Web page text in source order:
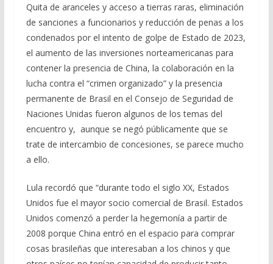
Quita de aranceles y acceso a tierras raras, eliminación
de sanciones a funcionarios y reducción de penas a los
condenados por el intento de golpe de Estado de 2023,
el aumento de las inversiones norteamericanas para
contener la presencia de China, la colaboración en la
lucha contra el “crimen organizado” y la presencia
permanente de Brasil en el Consejo de Seguridad de
Naciones Unidas fueron algunos de los temas del
encuentro y, aunque se negó públicamente que se
trate de intercambio de concesiones, se parece mucho
a ello.
Lula recordó que “durante todo el siglo XX, Estados
Unidos fue el mayor socio comercial de Brasil. Estados
Unidos comenzó a perder la hegemonía a partir de
2008 porque China entró en el espacio para comprar
cosas brasileñas que interesaban a los chinos y que